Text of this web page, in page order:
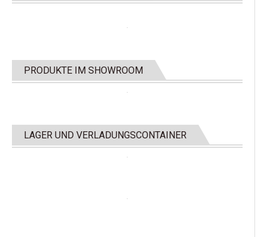
PRODUKTE IM SHOWROOM
LAGER UND VERLADUNGSCONTAINER